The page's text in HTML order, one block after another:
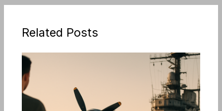
Related Posts